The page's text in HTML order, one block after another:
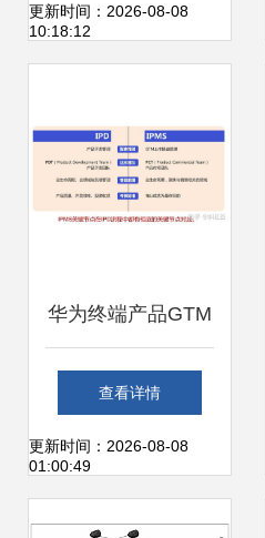
设计建设实施方案
实施的全方位路径
图与信息系统运行
更新时间：2026-08-08
10:18:12
华为终端产品GTM
与IPMS流程体系
核心理念与系统运
查看详情
更新时间：2026-08-08
01:00:49